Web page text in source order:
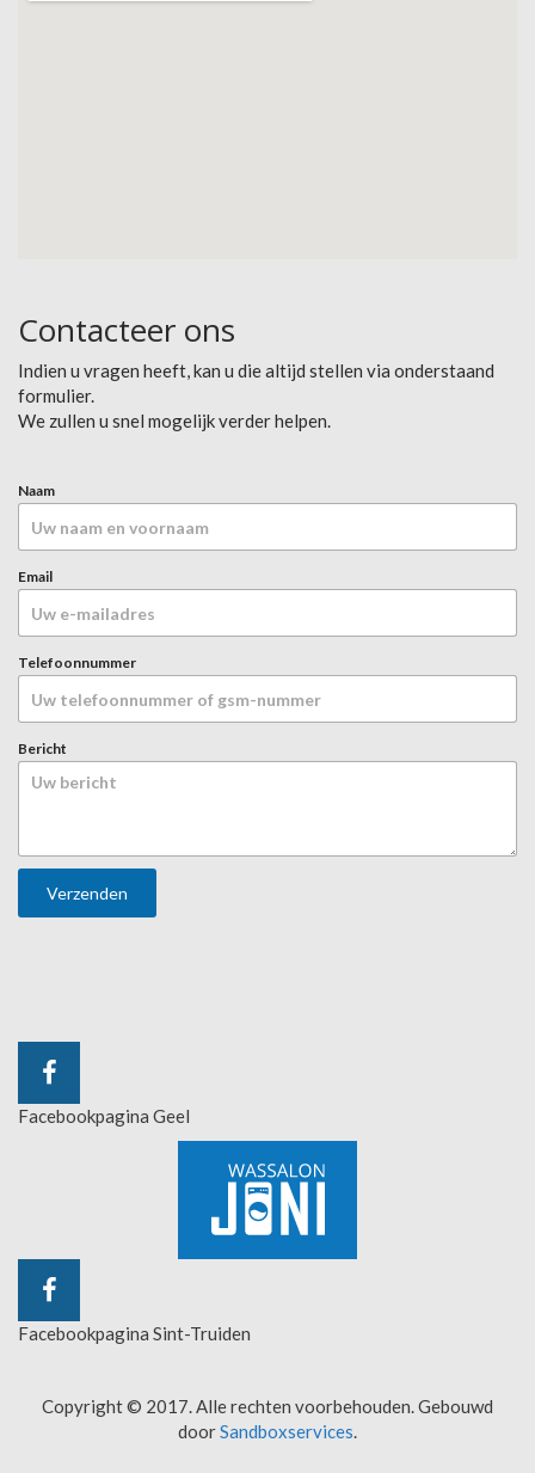
Contacteer ons
Indien u vragen heeft, kan u die altijd stellen via onderstaand
formulier.
We zullen u snel mogelijk verder helpen.
Naam
Email
Telefoonnummer
N
a
*
Bericht
Verzenden
Facebookpagina Geel
Facebookpagina Sint-Truiden
Copyright © 2017. Alle rechten voorbehouden. Gebouwd
doorSandboxservices.